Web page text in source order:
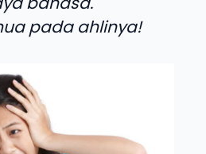
pada ahlinya!